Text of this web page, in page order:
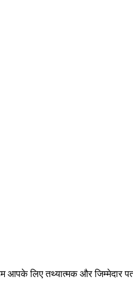
आपके लिए तथ्यात्मक और जिम्मेदार